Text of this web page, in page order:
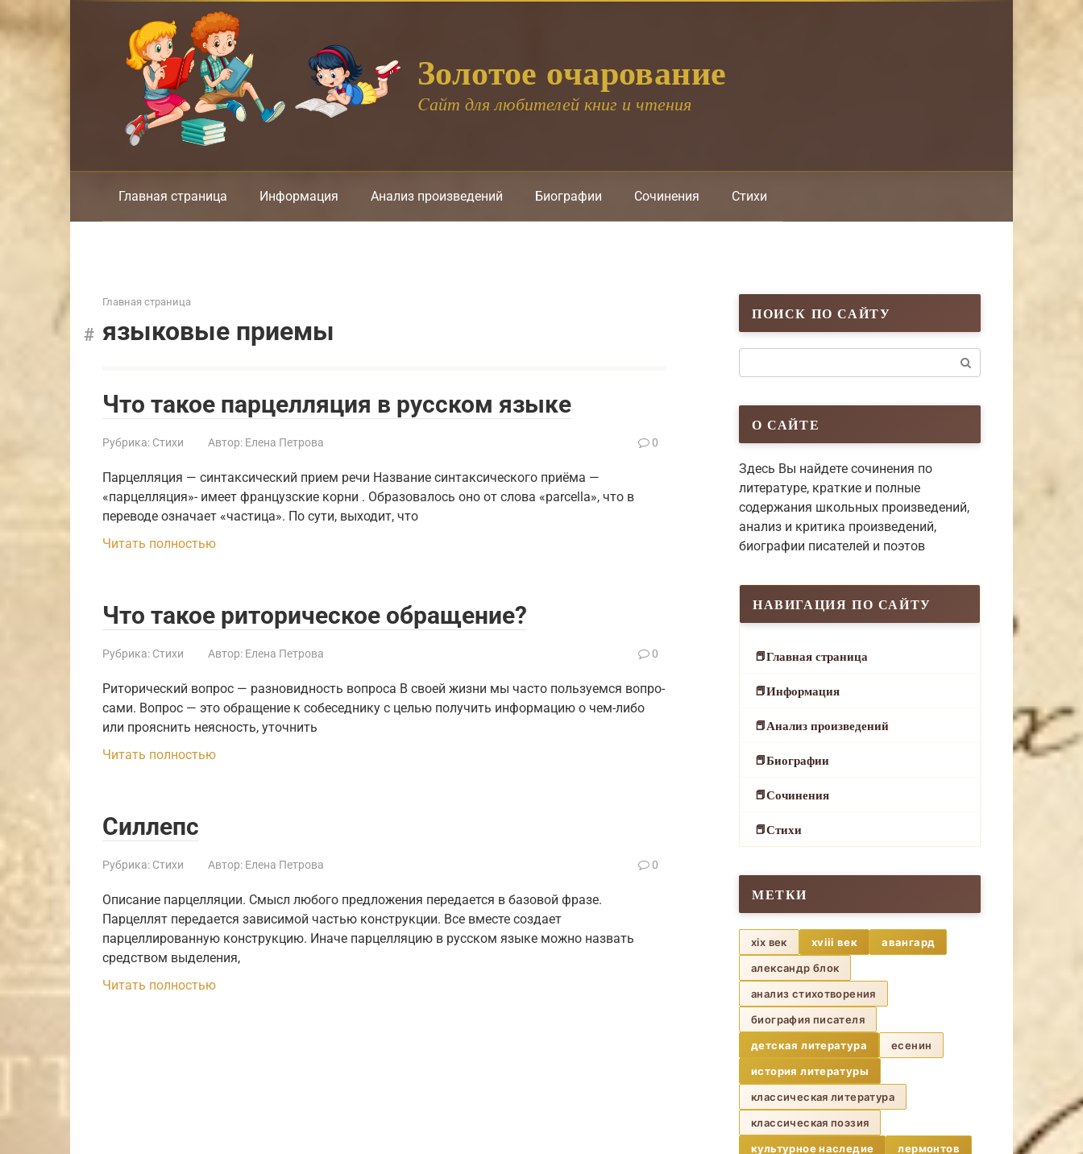
к
Золотое очарование
Cайт для любителей книг и чтения
Главная страница Информация Анализ произведений Биографии Сочинения Стихи
Главная страница
языковые приемы
Что такое парцелляция в русском языке
Рубрика: Стихи Автор: Елена Петрова 0
Парцелляция — синтаксический прием речи Название синтаксического приёма —
«парцелляция»- имеет французские корни . Образовалось оно от слова «parcella», что в
переводе означает «частица». По сути, выходит, что
Читать полностью
Что такое риторическое обращение?
Рубрика: Стихи Автор: Елена Петрова 0
Риторический вопрос — разновидность вопроса В сво­ей жиз­ни мы часто поль­зу­ем­ся вопро­
са­ми. Вопрос — это обра­ще­ние к собе­сед­ни­ку с целью полу­чить инфор­ма­цию о чем-либо
или про­яс­нить неяс­ность, уточ­нить
Читать полностью
Силлепс
Рубрика: Стихи Автор: Елена Петрова 0
Описание парцелляции. Смысл любого предложения передается в базовой фразе.
Парцеллят передается зависимой частью конструкции. Все вместе создает
парцеллированную конструкцию. Иначе парцелляцию в русском языке можно назвать
средством выделения,
Читать полностью
ПОИСК ПО САЙТУ
О САЙТЕ
Здесь Вы найдете сочинения по
литературе, краткие и полные
содержания школьных произведений,
анализ и критика произведений,
биографии писателей и поэтов
НАВИГАЦИЯ ПО САЙТУ
Главная страница
Информация
Анализ произведений
Биографии
Сочинения
Стихи
МЕТКИ
xix век xviii век
авангард
александр блок
анализ стихотворения
биография писателя
детская литература
есенин
история литературы
классическая литература
классическая поэзия
культурное наследие
лермонтов